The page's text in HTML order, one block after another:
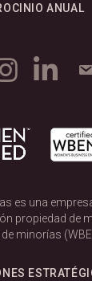
ANUAL
es una
propiedad de
minorías